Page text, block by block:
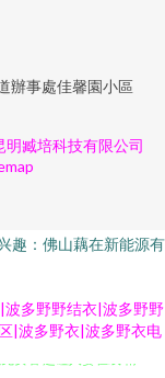
辦事處佳馨園小區
明臧培科技有限公司
趣：佛山藕在新能源有
多野野结衣|波多野野
|波多野衣|波多野衣电
费看 超碰人妻在线 精